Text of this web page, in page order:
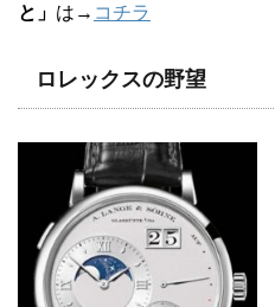
と」 は→ コチラ
ロレックスの野望